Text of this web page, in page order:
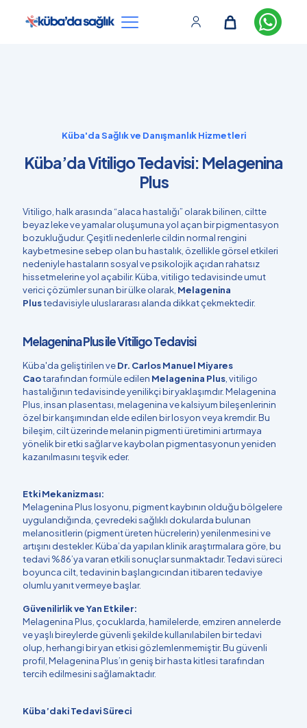
Küba'da Sağlık ve Danışmanlık Hizmetleri
Küba’da Vitiligo Tedavisi: Melagenina
Plus
Vitiligo, halk arasında “alaca hastalığı” olarak bilinen, ciltte
beyaz leke ve yamalar oluşumuna yol açan bir pigmentasyon
bozukluğudur. Çeşitli nedenlerle cildin normal rengini
kaybetmesine sebep olan bu hastalık, özellikle görsel etkileri
nedeniyle hastaların sosyal ve psikolojik açıdan rahatsız
hissetmelerine yol açabilir. Küba, vitiligo tedavisinde umut
verici çözümler sunan bir ülke olarak, Melagenina
Plustedavisiyle uluslararası alanda dikkat çekmektedir.
Melagenina Plus ile Vitiligo Tedavisi
Küba'da geliştirilen veDr. Carlos Manuel Miyares
Caotarafından formüle edilen Melagenina Plus , vitiligo
hastalığının tedavisinde yenilikçi bir yaklaşımdır. Melagenina
Plus, insan plasentası, melagenina ve kalsiyum bileşenlerinin
özel bir karışımından elde edilen bir losyon veya kremdir. Bu
bileşim, cilt üzerinde melanin pigmenti üretimini artırmaya
yönelik bir etki sağlar ve kaybolan pigmentasyonun yeniden
kazanılmasını teşvik eder.
Etki Mekanizması:
Melagenina Plus losyonu, pigment kaybının olduğu bölgelere
uygulandığında, çevredeki sağlıklı dokularda bulunan
melanositlerin (pigment üreten hücrelerin) yenilenmesini ve
artışını destekler. Küba’da yapılan klinik araştırmalara göre, bu
tedavi %86’ya varan etkili sonuçlar sunmaktadır. Tedavi süreci
boyunca cilt, tedavinin başlangıcından itibaren tedaviye
olumlu yanıt vermeye başlar.
Güvenilirlik ve Yan Etkiler:
Melagenina Plus, çocuklarda, hamilelerde, emziren annelerde
ve yaşlı bireylerde güvenli şekilde kullanılabilen bir tedavi
olup, herhangi bir yan etkisi gözlemlenmemiştir. Bu güvenli
profil, Melagenina Plus’ın geniş bir hasta kitlesi tarafından
tercih edilmesini sağlamaktadır.
Küba’daki Tedavi Süreci